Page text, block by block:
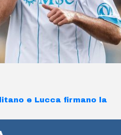
e Lucca firmano la